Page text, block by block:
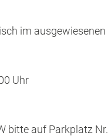
im
Uhr
bitte auf Parkplatz